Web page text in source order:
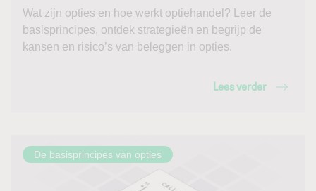
Wat zijn opties en hoe werkt optiehandel? Leer de
basisprincipes, ontdek strategieën en begrijp de
kansen en risico’s van beleggen in opties.
Lees verder
De basisprincipes van opties